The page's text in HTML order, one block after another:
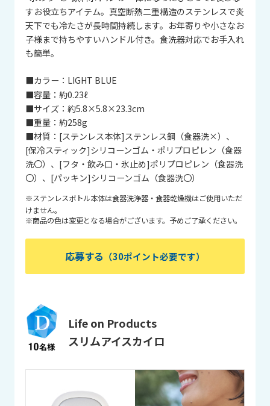
すお役立ちアイテム。真空断熱二重構造のステンレスで炎
天下でも冷たさが長時間持続します。お年寄りや小さなお
子様まで持ちやすいハンドル付き。食洗器対応でお手入れ
も簡単。
■カラー： LIGHT BLUE
■容量： 約0.23ℓ
■サイズ： 約5.8×5.8×23.3cm
■重量： 約258g
■材質： [ステンレス本体]ステンレス鋼（食器洗×）、
[保冷スティック]シリコーンゴム・ポリプロピレン（食器
洗〇）、[フタ・飲み口・氷止め]ポリプロピレン（食器洗
〇）、[パッキン]シリコーンゴム（食器洗〇）
※ステンレスボトル本体は食器洗浄器・食器乾燥機はご使用いただ
けません。
※商品の色は変更となる場合がございます。予めご了承ください。
応募する （30ポイント必要です）
Life on Products
スリムアイスカイロ